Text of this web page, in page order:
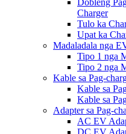
Dobleng
Charger
Tulo ka
Upat ka
Madaladala nga
Tipo 1 nga
Tipo 2 nga
Kable sa Pag-
Kable sa
Kable sa
Adapter sa Pag-
AC EV
DC EV